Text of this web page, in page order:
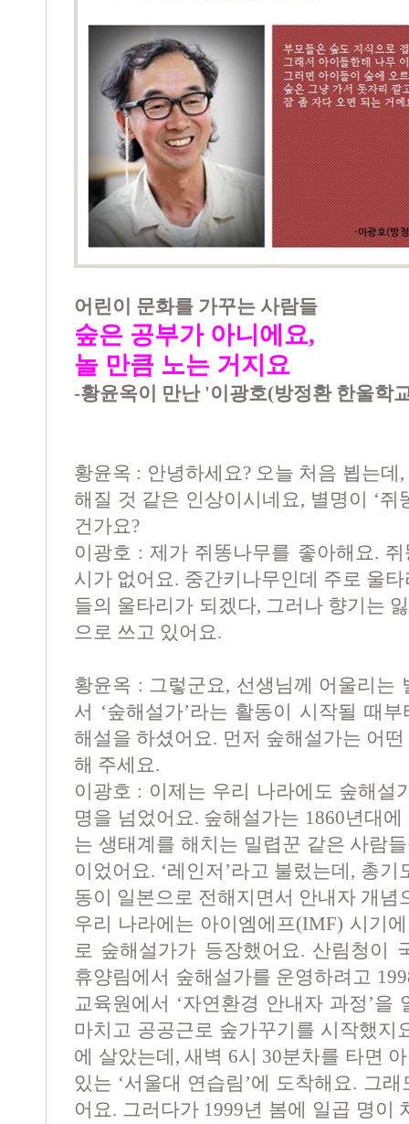
어린이 문화를 가꾸는 사람들
숲은 공부가 아니에요,
놀 만큼 노는 거지요
-황윤옥이 만난 '이광호(방정환 한울학
황윤옥 : 안녕하세요? 오늘 처음 뵙는
해질 것 같은 인상이시네요, 별명이 ‘쥐
건가요?
이광호 : 제가 쥐똥나무를 좋아해요.
시가 없어요. 중간키나무인데 주로 울
들의 울타리가 되겠다, 그러나 향기는
으로 쓰고 있어요.
황윤옥 : 그렇군요, 선생님께 어울리는
서 ‘숲해설가’라는 활동이 시작될 때
해설을 하셨어요. 먼저 숲해설가는 어
해 주세요.
이광호 : 이제는 우리 나라에도 숲해설
명을 넘었어요. 숲해설가는 1860년대
는 생태계를 해치는 밀렵꾼 같은 사람
이었어요. ‘레인저’라고 불렀는데, 총
동이 일본으로 전해지면서 안내자 개념
우리 나라에는 아이엠에프(IMF) 시기
로 숲해설가가 등장했어요. 산림청이
휴양림에서 숲해설가를 운영하려고
교육원에서 ‘자연환경 안내자 과정’을
마치고 공공근로 숲가꾸기를 시작했지
에 살았는데, 새벽 6시 30분차를 타면
있는 ‘서울대 연습림’에 도착해요. 그
어요. 그러다가 1999년 봄에 일곱 명이